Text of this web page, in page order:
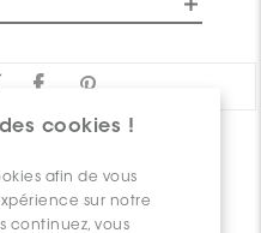
cookies !
afin de vous
sur notre
continuez, vous